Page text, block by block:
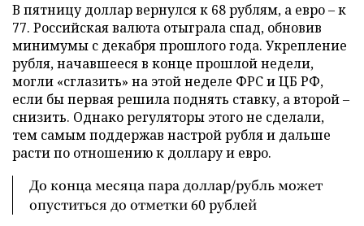
В пятницу доллар вернулся к 68 рублям, а евро – к
77. Российская валюта отыграла спад, обновив
минимумы с декабря прошлого года. Укрепление
рубля, начавшееся в конце прошлой недели,
могли «сглазить» на этой неделе ФРС и ЦБ РФ,
если бы первая решила поднять ставку, а второй –
снизить. Однако регуляторы этого не сделали,
тем самым поддержав настрой рубля и дальше
расти по отношению к доллару и евро.
До конца месяца пара доллар/рубль может
опуститься до отметки 60 рублей